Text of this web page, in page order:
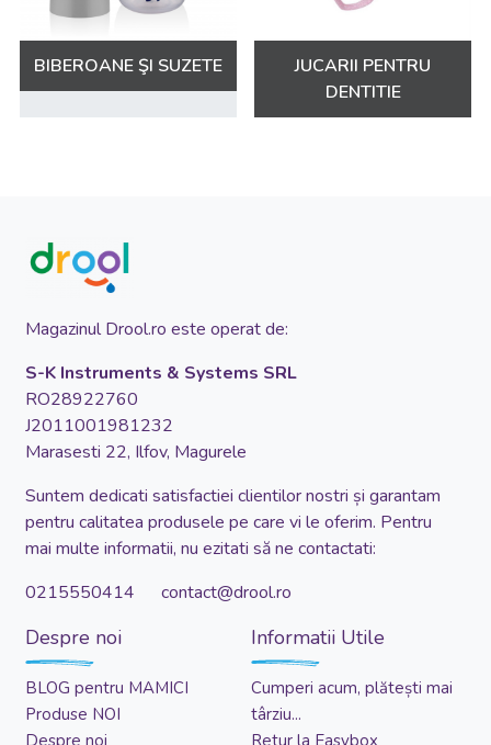
BIBEROANE ŞI SUZETE
JUCARII PENTRU
DENTITIE
Magazinul Drool.ro este operat de:
S-K Instruments & Systems SRL
RO28922760
J2011001981232
Marasesti 22, Ilfov, Magurele
Suntem dedicati satisfactiei clientilor nostri și garantam
pentru calitatea produsele pe care vi le oferim. Pentru
mai multe informatii, nu ezitati să ne contactati:
0215550414 contact@drool.ro
Despre noi
BLOG pentru MAMICI
Produse NOI
Despre noi
Informatii Utile
Cumperi acum, plătești mai
târziu...
Retur la Easybox